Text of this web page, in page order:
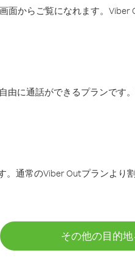
面からご覧になれます。
由に通話ができるプランです
通常のViber Outプランより
その他の目的